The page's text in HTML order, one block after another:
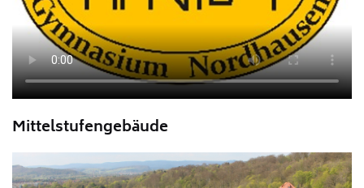
Mittelstufengebäude